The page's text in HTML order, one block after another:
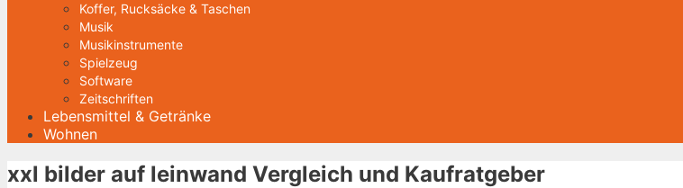
Koffer, Rucksäcke & Taschen
Musik
Musikinstrumente
Spielzeug
Software
Zeitschriften
Lebensmittel & Getränke
Wohnen
xxl bilder auf leinwand Vergleich und Kaufratgeber